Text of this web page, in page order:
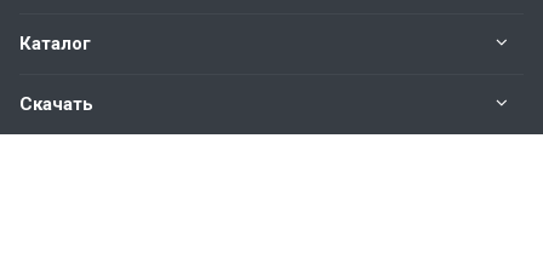
Каталог
Скачать